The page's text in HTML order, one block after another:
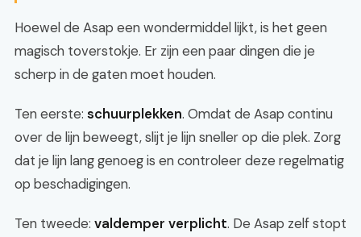
Hoewel de Asap een wondermiddel lijkt, is het geen
magisch toverstokje. Er zijn een paar dingen die je
scherp in de gaten moet houden.
Ten eerste: schuurplekken. Omdat de Asap continu
over de lijn beweegt, slijt je lijn sneller op die plek. Zorg
dat je lijn lang genoeg is en controleer deze regelmatig
op beschadigingen.
Ten tweede: valdemper verplicht. De Asap zelf stopt